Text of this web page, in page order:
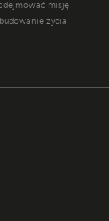
misję
życia